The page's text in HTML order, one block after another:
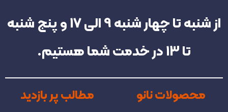
از شنبه تا چهار شنبه‌ 9 الی 17 و پنج شنبه
تا 13 در خدمت شما هستیم.
محصولات نانو مطالب پر بازدید